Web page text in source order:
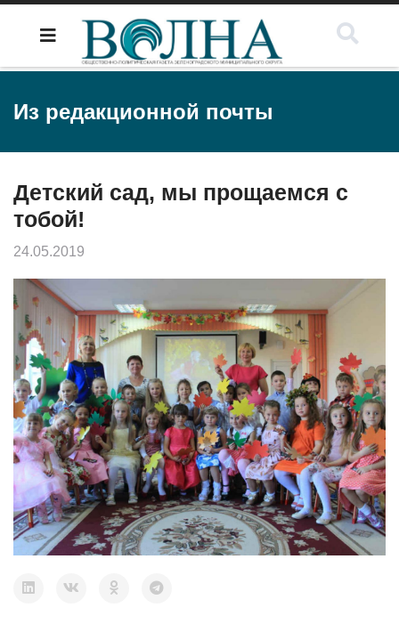
Из редакционной почты
Детский сад, мы прощаемся с
тобой!
24.05.2019